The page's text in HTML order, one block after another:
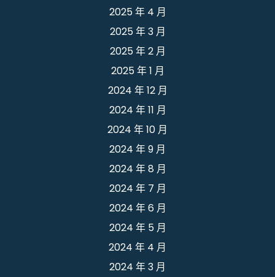
2025 年 4 月
2025 年 3 月
2025 年 2 月
2025 年 1 月
2024 年 12 月
2024 年 11 月
2024 年 10 月
2024 年 9 月
2024 年 8 月
2024 年 7 月
2024 年 6 月
2024 年 5 月
2024 年 4 月
2024 年 3 月